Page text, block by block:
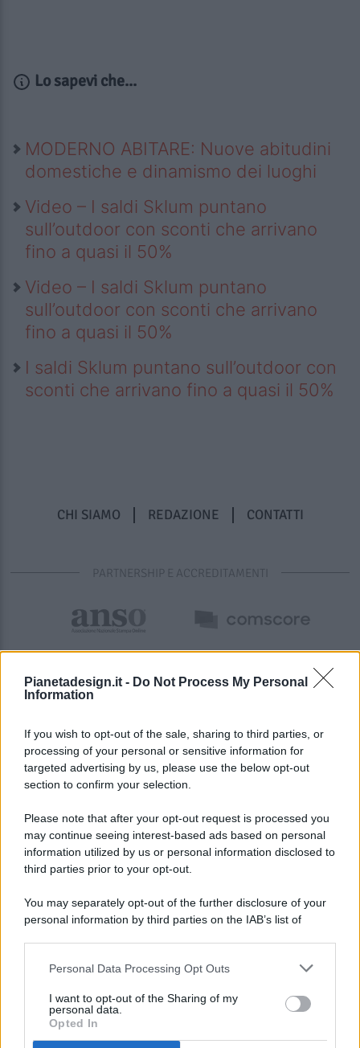
Pianetadesign.it - Do Not Process My Personal
Information
If you wish to opt-out of the sale, sharing to third parties, or
processing of your personal or sensitive information for
targeted advertising by us, please use the below opt-out
section to confirm your selection.
Please note that after your opt-out request is processed you
may continue seeing interest-based ads based on personal
information utilized by us or personal information disclosed to
third parties prior to your opt-out.
You may separately opt-out of the further disclosure of your
personal information by third parties on the IAB’s list of
This information may also be disclosed by us to third parties
disclose it to other third parties.
Personal Data Processing Opt Outs
I want to opt-out of the Sharing of my
personal data.
Opted In
Lo sapevi che...
MODERNO ABITARE: Nuove abitudini
domestiche e dinamismo dei luoghi
Video – I saldi Sklum puntano
sull’outdoor con sconti che arrivano
fino a quasi il 50%
Video – I saldi Sklum puntano
sull’outdoor con sconti che arrivano
fino a quasi il 50%
I saldi Sklum puntano sull’outdoor con
sconti che arrivano fino a quasi il 50%
CHI SIAMO REDAZIONE CONTATTI
PARTNERSHIP E ACCREDITAMENTI
© 2026 - Pianeta Design - P.IVA 04827280654 - Testata
Registrata Al Tribunale Di Nocera Inferiore N. 8/2020 - RG N.
ISCRIZIONE AL ROC N. 35792 – ISCRITTA ALL’ANSO
(ASSOCIAZIONE NAZIONALE STAMPA ONLINE)
PREFERENZE PRIVACY